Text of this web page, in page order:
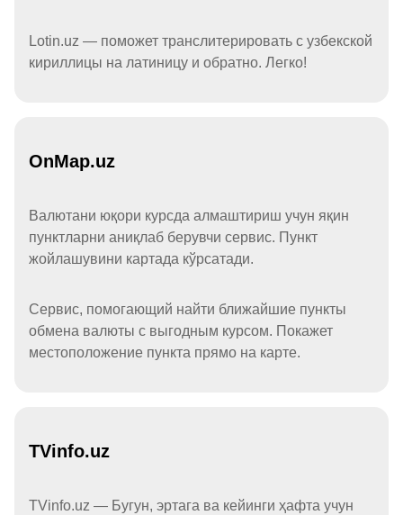
Lotin.uz — поможет транслитерировать с узбекской
кириллицы на латиницу и обратно. Легко!
OnMap.uz
Валютани юқори курсда алмаштириш учун яқин
пунктларни аниқлаб берувчи сервис. Пункт
жойлашувини картада кўрсатади.
Сервис, помогающий найти ближайшие пункты
обмена валюты с выгодным курсом. Покажет
местоположение пункта прямо на карте.
TVinfo.uz
TVinfo.uz — Бугун, эртага ва кейинги ҳафта учун